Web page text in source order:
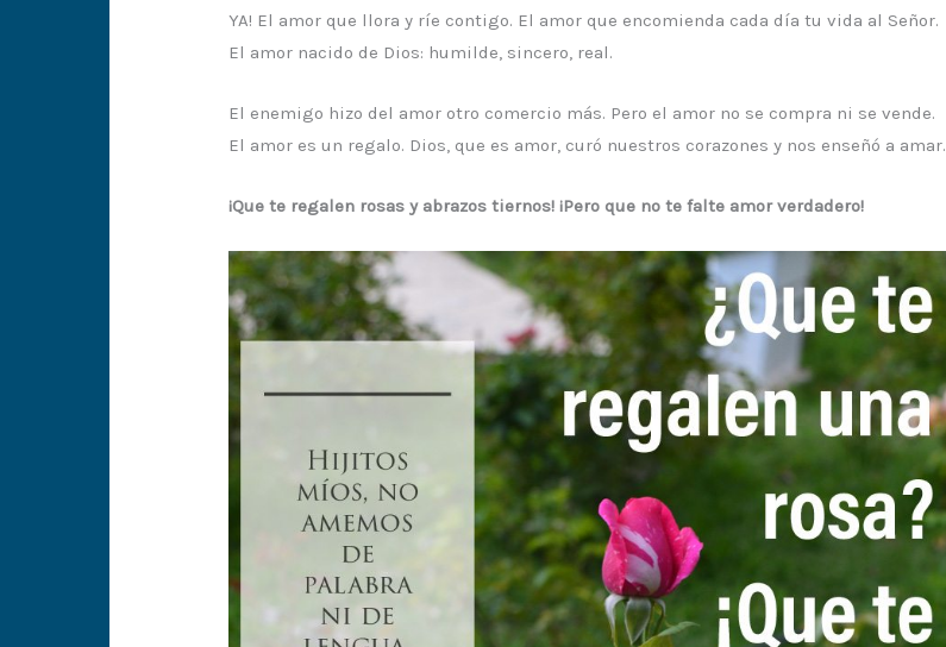
YA! El amor que llora y ríe contigo. El amor que encomienda cada día tu vida al Señor.
El amor nacido de Dios: humilde, sincero, real.
El enemigo hizo del amor otro comercio más. Pero el amor no se compra ni se vende.
El amor es un regalo. Dios, que es amor, curó nuestros corazones y nos enseñó a amar.
¡Que te regalen rosas y abrazos tiernos! ¡Pero que no te falte amor verdadero!